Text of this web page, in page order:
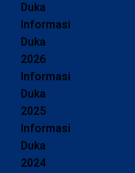
Duka
Informasi
Duka
2026
Informasi
Duka
2025
Informasi
Duka
2024